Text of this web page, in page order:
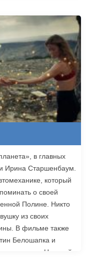
в главных
Ирина Старшенбаум.
который
о своей
Полине. Никто
из своих
В фильме также
Белошапка и
выступил Николай